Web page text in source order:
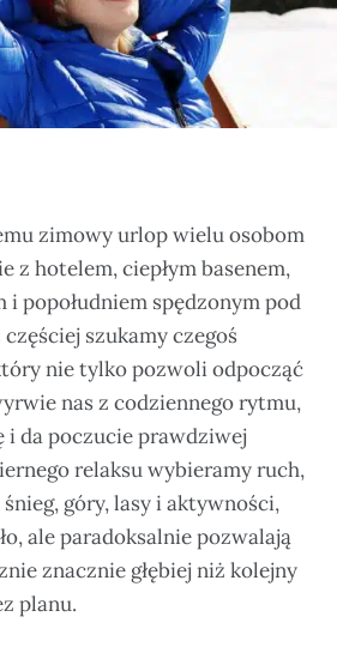
zimowy urlop wielu osobom
z hotelem, ciepłym basenem,
i popołudniem spędzonym pod
szukamy czegoś
nie tylko pozwoli odpocząć
nas z codziennego rytmu,
i da poczucie prawdziwej
relaksu wybieramy ruch,
góry, lasy i aktywności,
ale paradoksalnie pozwalają
znacznie głębiej niż kolejny
planu.